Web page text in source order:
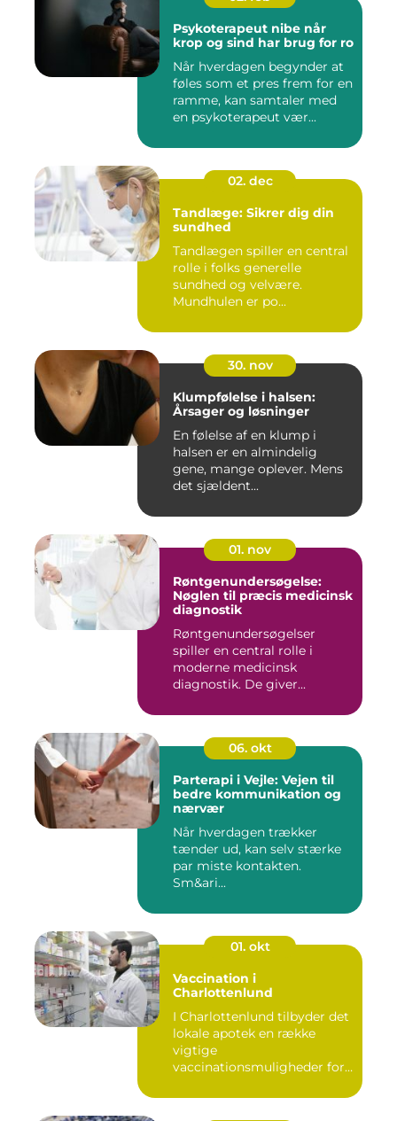
Psykoterapeut nibe når
krop og sind har brug for ro
Når hverdagen begynder at
føles som et pres frem for en
ramme, kan samtaler med
en psykoterapeut vær...
02. dec
Tandlæge: Sikrer dig din
sundhed
Tandlægen spiller en central
rolle i folks generelle
sundhed og velvære.
Mundhulen er po...
30. nov
Klumpfølelse i halsen:
Årsager og løsninger
En følelse af en klump i
halsen er en almindelig
gene, mange oplever. Mens
det sjældent...
01. nov
Røntgenundersøgelse:
Nøglen til præcis medicinsk
diagnostik
Røntgenundersøgelser
spiller en central rolle i
moderne medicinsk
diagnostik. De giver...
06. okt
Parterapi i Vejle: Vejen til
bedre kommunikation og
nærvær
Når hverdagen trækker
tænder ud, kan selv stærke
par miste kontakten.
Sm&ari...
01. okt
Vaccination i
Charlottenlund
I Charlottenlund tilbyder det
lokale apotek en række
vigtige
vaccinationsmuligheder for